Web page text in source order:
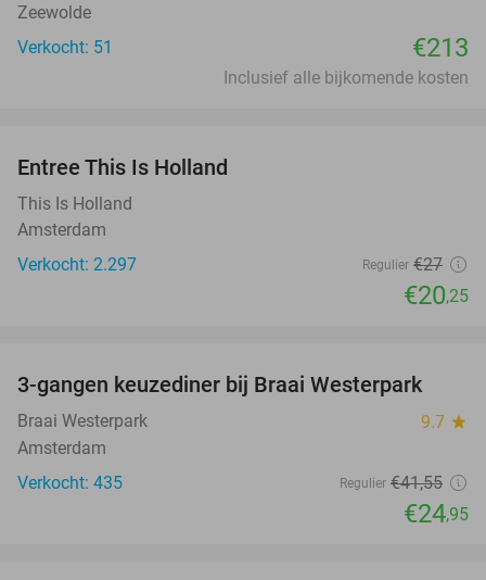
Zeewolde
Verkocht: 51
€213
Inclusief alle bijkomende kosten
Entree This Is Holland
This Is Holland
Amsterdam
Verkocht: 2.297
Regulier €27
€20,25
40%
3-gangen keuzediner bij Braai Westerpark
Braai Westerpark 9.7 star
Amsterdam
Verkocht: 435
Regulier €41,55
€24,95